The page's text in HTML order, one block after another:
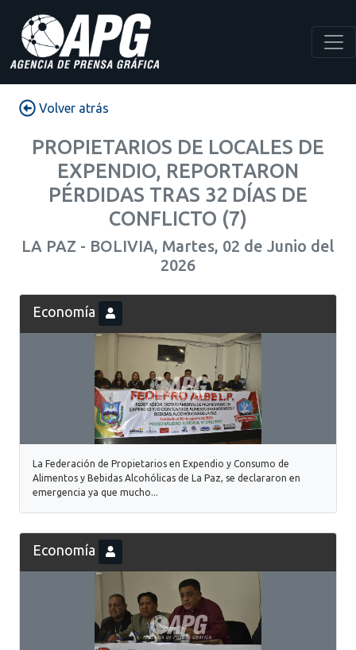
Volver atrás
PROPIETARIOS DE LOCALES DE
EXPENDIO, REPORTARON
PÉRDIDAS TRAS 32 DÍAS DE
CONFLICTO (7)
LA PAZ - BOLIVIA, Martes, 02 de Junio del
2026
Economía
La Federación de Propietarios en Expendio y Consumo de
Alimentos y Bebidas Alcohólicas de La Paz, se declararon en
emergencia ya que mucho...
Economía